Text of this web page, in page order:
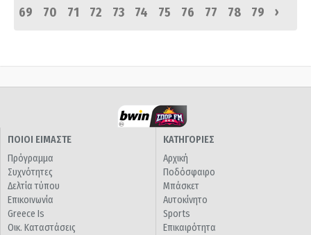
69
70 71 72 73 74 75 76 77 78 79 ›
ΠΟΙΟΙ ΕΙΜΑΣΤΕ
Πρόγραμμα
Συχνότητες
Δελτία τύπου
Επικοινωνία
Greece Is
Οικ. Καταστάσεις
ΚΑΤΗΓΟΡΙΕΣ
Αρχική
Ποδόσφαιρο
Μπάσκετ
Αυτοκίνητο
Sports
Επικαιρότητα